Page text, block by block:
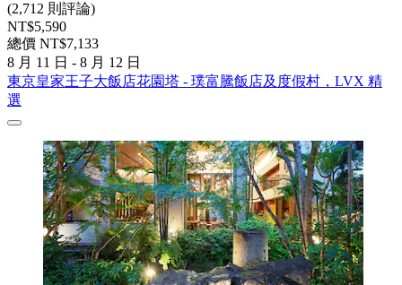
(2,712 則評論)
NT$5,590
總價 NT$7,133
8 月 11 日 - 8 月 12 日
東京皇家王子大飯店花園塔 - 璞富騰飯店及度假村，LVX 精
選